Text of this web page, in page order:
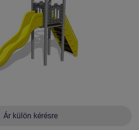
Ár külön kérésre